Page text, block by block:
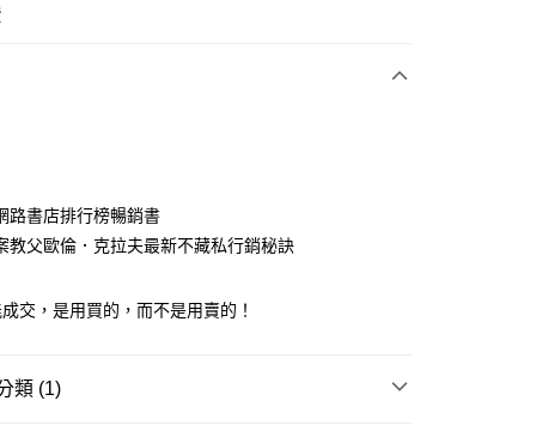
款
路書店排行榜暢銷書
教父歐倫．克拉夫最新不藏私行銷秘訣
交，是用買的，而不是用賣的！
類 (1)